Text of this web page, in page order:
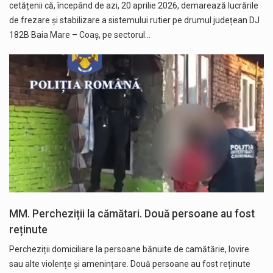
cetățenii că, începând de azi, 20 aprilie 2026, demarează lucrările
de frezare și stabilizare a sistemului rutier pe drumul județean DJ
182B Baia Mare – Coaș, pe sectorul…
MM. Percheziții la cămătari. Două persoane au fost
reținute
Percheziții domiciliare la persoane bănuite de camătărie, lovire
sau alte violențe și amenințare. Două persoane au fost reținute